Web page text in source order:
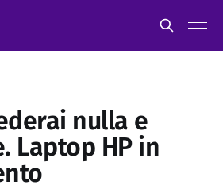
nulla e
Laptop HP in